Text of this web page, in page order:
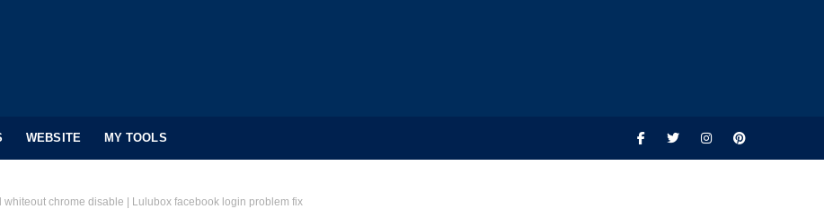
WEBSITE MY TOOLS
chrome disable | Lulubox facebook login problem fix